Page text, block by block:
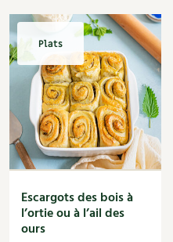
Plats
Escargots des bois à
l’ortie ou à l’ail des
ours